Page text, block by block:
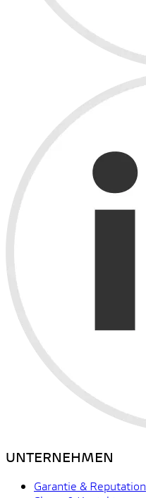
UNTERNEHMEN
Garantie & Reputation